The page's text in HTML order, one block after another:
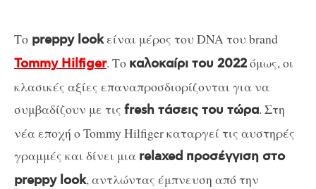
Το preppy lookείναι μέρος του DNA του brand
Tommy Hilfiger. Το καλοκαίρι του 2022όμως, οι
κλασικές αξίες επαναπροσδιορίζονται για να
συμβαδίζουν με τις fresh τάσεις του τώρα. Στη
νέα εποχή ο Tommy Hilfiger καταργεί τις αυστηρές
γραμμές και δίνει μια relaxed προσέγγιση στο
preppy look, αντλώντας έμπνευση από την